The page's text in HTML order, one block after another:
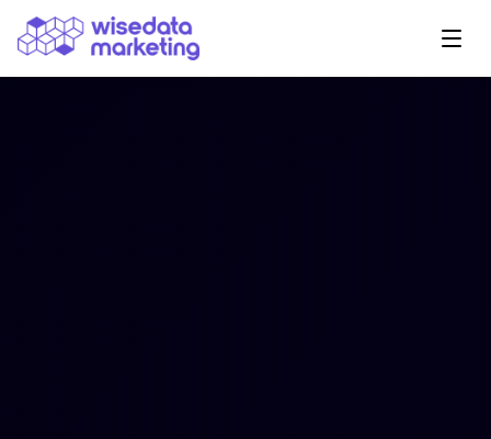
Navegação Principal